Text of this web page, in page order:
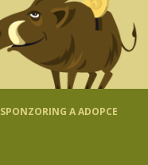
SPONZORING A ADOPCE